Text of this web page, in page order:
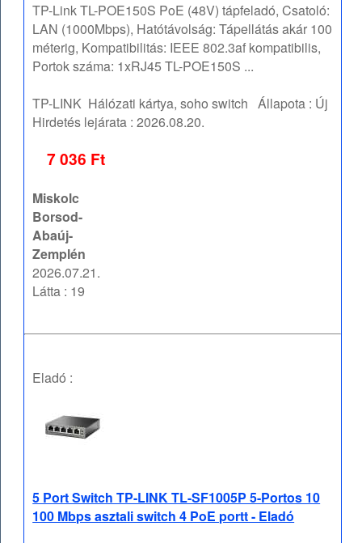
TP-Link TL-POE150S PoE (48V) tápfeladó, Csatoló:
LAN (1000Mbps), Hatótávolság: Tápellátás akár 100
méterig, Kompatibilitás: IEEE 802.3af kompatibilis,
Portok száma: 1xRJ45 TL-POE150S ...
TP-LINK Hálózati kártya, soho switch Állapota : Új
Hirdetés lejárata :2026.08.20.
7 036 Ft
Miskolc
Borsod-
Abaúj-
Zemplén
2026.07.21.
Látta : 19
Eladó :
5 Port Switch TP-LINK TL-SF1005P 5-Portos 10
100 Mbps asztali switch 4 PoE portt - Eladó